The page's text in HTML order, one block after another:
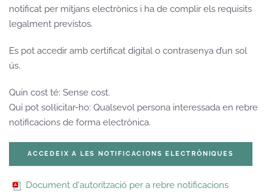
notificat per mitjans electrònics i ha de complir els requisits
legalment previstos.
Es pot accedir amb certificat digital o contrasenya d’un sol
ús.
Quin cost té: Sense cost.
Qui pot sol·licitar-ho: Qualsevol persona interessada en rebre
notificacions de forma electrònica.
ACCEDEIX A LES NOTIFICACIONS ELECTRÒNIQUES
Document d'autorització per a rebre notificacions